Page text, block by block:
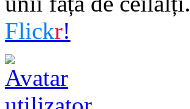
Flickr!